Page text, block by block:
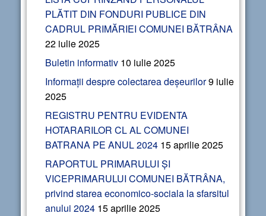
PLĂTIT DIN FONDURI PUBLICE DIN
CADRUL PRIMĂRIEI COMUNEI BĂTRÂNA
22 iulie 2025
Buletin informativ 10 iulie 2025
Informații despre colectarea deșeurilor9 iulie
2025
REGISTRU PENTRU EVIDENTA
HOTARARILOR CL AL COMUNEI
BATRANA PE ANUL 2024 15 aprilie 2025
RAPORTUL PRIMARULUI ȘI
VICEPRIMARULUI COMUNEI BĂTRÂNA,
privind starea economico-sociala la sfarsitul
anului 2024 15 aprilie 2025